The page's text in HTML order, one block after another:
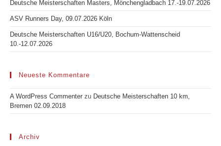
Deutsche Meisterschaften Masters, Mönchengladbach 17.-19.07.2026
ASV Runners Day, 09.07.2026 Köln
Deutsche Meisterschaften U16/U20, Bochum-Wattenscheid
10.-12.07.2026
Neueste Kommentare
A WordPress Commenter zu Deutsche Meisterschaften 10 km,
Bremen 02.09.2018
Archiv